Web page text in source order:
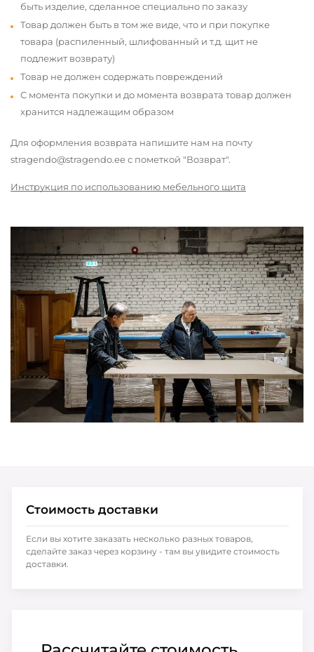
быть изделие, сделанное специально по заказу
Товар должен быть в том же виде, что и при покупке
товара (распиленный, шлифованный и т.д. щит не
подлежит возврату)
Товар не должен содержать повреждений
С момента покупки и до момента возврата товар должен
хранится надлежащим образом
Для оформления возврата напишите нам на почту
stragendo@stragendo.ee с пометкой "Возврат".
Инструкция по использованию мебельного щита
Стоимость доставки
Если вы хотите заказать несколько разных товаров,
сделайте заказ через корзину - там вы увидите стоимость
доставки.